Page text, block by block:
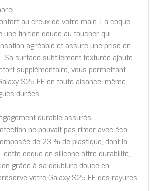
au creux de votre main. La coque
une finition douce au toucher qui
agréable et assure une prise en
Sa surface subtilement texturée ajoute
supplémentaire, vous permettant
S25 FE en toute aisance, même
durées.
durable assurés
ne pouvait pas rimer avec éco-
de 23 % de plastique, dont la
cette coque en silicone offre durabilité,
grâce à sa doublure douce en
votre Galaxy S25 FE des rayures